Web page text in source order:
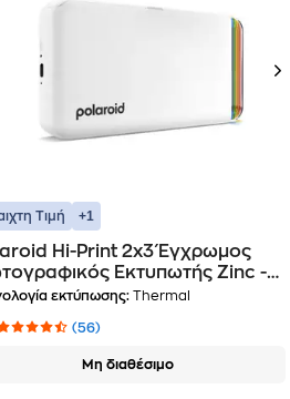
Τιμή +1
Hi-Print 2x3 Έγχρωμος
Εκτυπωτής Zinc -
εκτύπωσης: Thermal
(56)
Μη διαθέσιμο